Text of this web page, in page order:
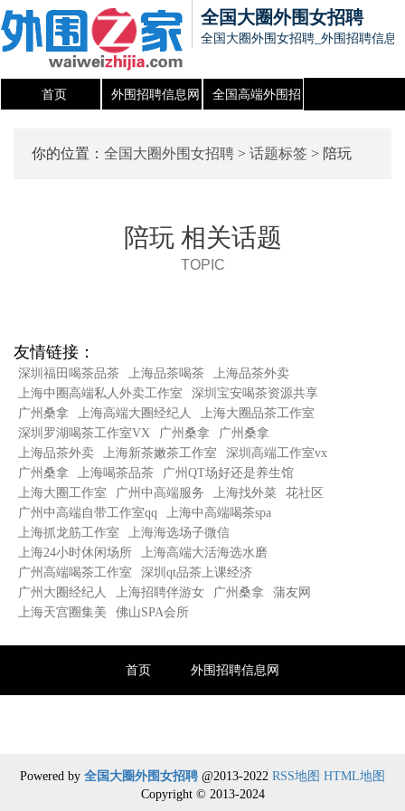
全国大圈外围女招聘
全国大圈外围女招聘_外围招聘信息
首页 外围招聘信息网 全国高端外围招
你的位置： 全国大圈外围女招聘 > 话题标签 > 陪玩
陪玩 相关话题
TOPIC
友情链接：
深圳福田喝茶品茶 上海品茶喝茶
上海品茶外卖
上海中圈高端私人外卖工作室
深圳宝安喝茶资源共享
广州桑拿
上海高端大圈经纪人
上海大圈品茶工作室
深圳罗湖喝茶工作室VX
广州桑拿
广州桑拿
上海品茶外卖
上海新茶嫩茶工作室
深圳高端工作室vx
广州桑拿
上海喝茶品茶
广州QT场好还是养生馆
上海大圈工作室
广州中高端服务 上海找外菜
花社区
广州中高端自带工作室qq
上海中高端喝茶spa
上海抓龙筋工作室
上海海选场子微信
上海24小时休闲场所
上海高端大活海选水磨
广州高端喝茶工作室
深圳qt品茶上课经济
广州大圈经纪人
上海招聘伴游女 广州桑拿
蒲友网
上海天宫圈集美
佛山SPA会所
首页 外围招聘信息网
Powered by 全国大圈外围女招聘 @2013-2022 RSS地图 HTML地图
Copyright © 2013-2024